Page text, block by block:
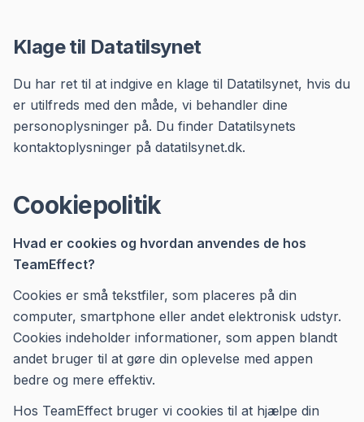
Klage til Datatilsynet
Du har ret til at indgive en klage til Datatilsynet, hvis du
er utilfreds med den måde, vi behandler dine
personoplysninger på. Du finder Datatilsynets
kontaktoplysninger på datatilsynet.dk.
Cookiepolitik
Hvad er cookies og hvordan anvendes de hos
TeamEffect?
Cookies er små tekstfiler, som placeres på din
computer, smartphone eller andet elektronisk udstyr.
Cookies indeholder informationer, som appen blandt
andet bruger til at gøre din oplevelse med appen
bedre og mere effektiv.
Hos TeamEffect bruger vi cookies til at hjælpe din